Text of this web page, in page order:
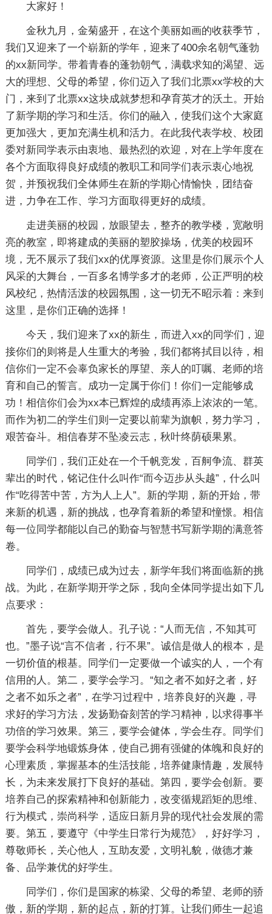
大家好！
金秋九月，金菊盛开，在这个美丽如画的收获季节，
我们又迎来了一个崭新的学年，迎来了400余名朝气蓬勃
的xx新同学。带着青春的蓬勃朝气，满载求知的渴望、远
大的理想、父母的希望，你们迈入了我们北票xx学校的大
门，来到了北票xx这块成就梦想和孕育英才的沃土。开始
了新学期的学习和生活。你们的融入，使我们这个大家庭
更加强大，更加充满生机和活力。在此我代表学校、校团
委对新同学表示由衷地、最热烈的欢迎，对在上学年度在
各个方面取得良好成绩的教职工和同学们表示衷心地祝
贺，并预祝我们全体师生在新的学期心情愉快，团结奋
进，力争在工作、学习方面取得更好的成绩。
走进美丽的校园，放眼望去，整齐的教学楼，宽敞明
亮的教室，即将建成的美丽的塑胶操场，优美的校园环
境，无不展示了我们xx的优厚资源。这里是你们展示个人
风采的大舞台，一百多名博学多才的老师，公正严明的校
风校纪，热情活泼的校园氛围，这一切无不昭示着：来到
这里，是你们正确的选择！
今天，我们迎来了xx的新生，而进入xx的同学们，迎
接你们的则将是人生重大的考验，我们都将拭目以待，相
信你们一定不会辜负家长的厚望、亲人的叮嘱、老师的培
育和自己的誓言。成功一定属于你们！你们一定能够成
功！相信你们会为xx本已辉煌的成绩再添上浓浓的一笔。
而作为初二的学生们则一定要以前辈为旗帜，努力学习，
艰苦奋斗。相信春芽不坠凌云志，秋叶终荫硕果累。
同学们，我们正处在一个千帆竞发，百舸争流、群英
辈出的时代，铭记住什么叫作“而今迈步从头越”，什么叫
作“吃得苦中苦，方为人上人”。新的学期，新的开始，带
来新的机遇，新的挑战，也孕育着新的希望和憧憬。相信
每一位同学都能以自己的勤奋与智慧书写新学期的满意答
卷。
同学们，成绩已成为过去，新学年我们将面临新的挑
战。为此，在新学期开学之际，我向全体同学提出如下几
点要求：
首先，要学会做人。孔子说：“人而无信，不知其可
也。”墨子说“言不信者，行不果”。诚信是做人的根本，是
一切价值的根基。同学们一定要做一个诚实的人，一个有
信用的人。第二，要学会学习。“知之者不如好之者，好
之者不如乐之者”，在学习过程中，培养良好的兴趣，寻
求好的学习方法，发扬勤奋刻苦的学习精神，以求得事半
功倍的学习效果。第三，要学会健体，学会生存。同学们
要学会科学地锻炼身体，使自己拥有强健的体魄和良好的
心理素质，掌握基本的生活技能，培养健康情趣，发展特
长，为未来发展打下良好的基础。第四，要学会创新。要
培养自己的探索精神和创新能力，改变循规蹈矩的思维、
行为模式，崇尚科学，适应日新月异的现代社会发展的需
要。第五，要遵守《中学生日常行为规范》，好好学习，
尊敬师长，关心他人，互助友爱，文明礼貌，做德才兼
备、品学兼优的好学生。
同学们，你们是国家的栋梁、父母的希望、老师的骄
傲，新的学期，新的起点，新的打算。让我们师生一起追